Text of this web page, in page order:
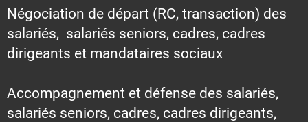
Négociation de départ (RC, transaction) des
salariés, salariés seniors, cadres, cadres
dirigeants et mandataires sociaux
Accompagnement et défense des salariés,
salariés seniors, cadres, cadres dirigeants,